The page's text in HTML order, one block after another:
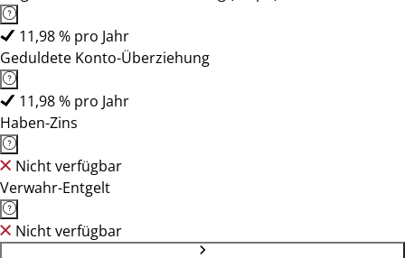
11,98 % pro Jahr
Geduldete Konto-Überziehung
11,98 % pro Jahr
Haben-Zins
Nicht verfügbar
Verwahr-Entgelt
Nicht verfügbar